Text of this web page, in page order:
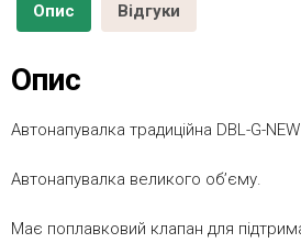
Опис Відгуки
Опис
Автонапувалка традиційна DBL-G-
Автонапувалка великого об’єму.
Має поплавковий клапан для